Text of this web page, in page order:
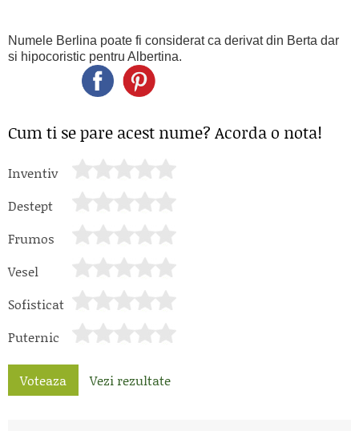
Numele Berlina poate fi considerat ca derivat din Berta dar
si hipocoristic pentru Albertina.
Cum ti se pare acest nume? Acorda o nota!
Inventiv
Destept
Frumos
Vesel
Sofisticat
Puternic
Voteaza Vezi rezultate